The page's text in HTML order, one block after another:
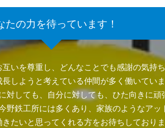
たの力を待っています！
いを尊重し、どんなことでも感謝の気持ち
しようと考えている仲間が多く働いていま
しても、自分に対しても、ひた向きに頑
鉄工所には多くあり、家族のようなアッ
たいと思ってくれる方をお待ちしておりま